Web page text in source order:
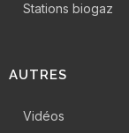
Stations biogaz
AUTRES
Vidéos